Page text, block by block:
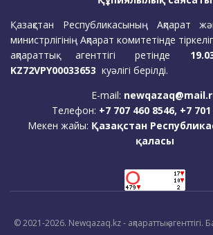
Қазақстан Республикасының Ақпарат
министрлігінің Ақпарат комитетінде
ақпараттық агенттігі ретінде
KZ72VPY00033653 куәлігі берілді.
E-mail:
Телефон: +7 707 460 8546, +7
Мекен жайы: Қазақстан
қаласы
© 2021-2026. Newqazaq.kz - ақпараттық агенттігі.